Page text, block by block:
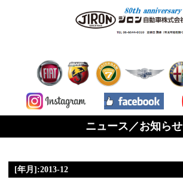
ニュース／お知らせ
[年月]:2013-12